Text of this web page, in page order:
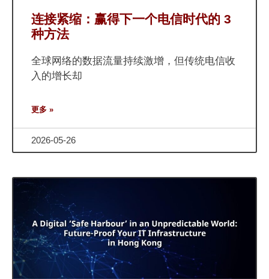
连接紧缩：赢得下一个电信时代的 3
种方法
全球网络的数据流量持续激增，但传统电信收
入的增长却
更多 »
2026-05-26